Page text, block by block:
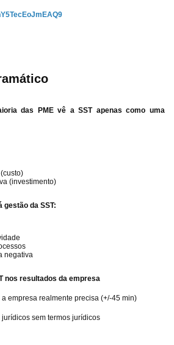
das PME vê a SST apenas como uma
(investimento)
da SST:
negativa
nos resultados da empresa
empresa realmente precisa (+/-45 min)
sem termos jurídicos